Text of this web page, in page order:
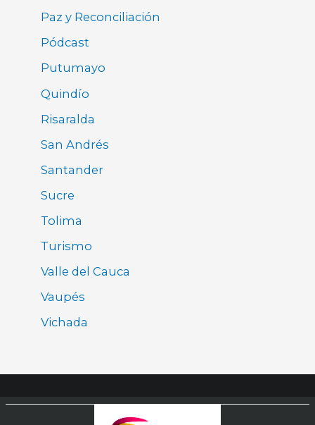
Paz y Reconciliación
Pódcast
Putumayo
Quindío
Risaralda
San Andrés
Santander
Sucre
Tolima
Turismo
Valle del Cauca
Vaupés
Vichada